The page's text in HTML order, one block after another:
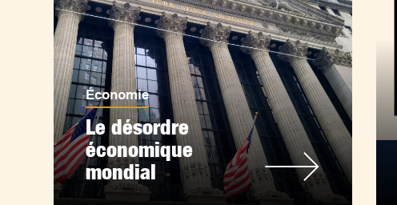
Économie
Le désordre
économique
mondial